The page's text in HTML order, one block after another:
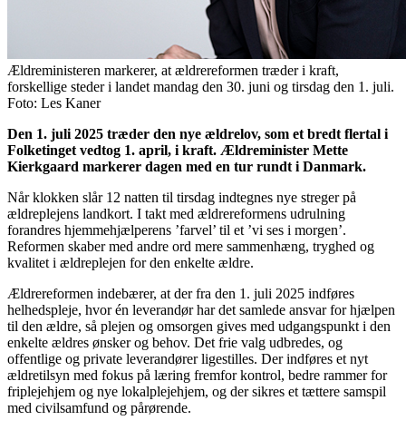
Ældreministeren markerer, at ældrereformen træder i kraft,
forskellige steder i landet mandag den 30. juni og tirsdag den 1. juli.
Foto: Les Kaner
Den 1. juli 2025 træder den nye ældrelov, som et bredt flertal i
Folketinget vedtog 1. april, i kraft. Ældreminister Mette
Kierkgaard markerer dagen med en tur rundt i Danmark.
Når klokken slår 12 natten til tirsdag indtegnes nye streger på
ældreplejens landkort. I takt med ældrereformens udrulning
forandres hjemmehjælperens ’farvel’ til et ’vi ses i morgen’.
Reformen skaber med andre ord mere sammenhæng, tryghed og
kvalitet i ældreplejen for den enkelte ældre.
Ældrereformen indebærer, at der fra den 1. juli 2025 indføres
helhedspleje, hvor én leverandør har det samlede ansvar for hjælpen
til den ældre, så plejen og omsorgen gives med udgangspunkt i den
enkelte ældres ønsker og behov. Det frie valg udbredes, og
offentlige og private leverandører ligestilles. Der indføres et nyt
ældretilsyn med fokus på læring fremfor kontrol, bedre rammer for
friplejehjem og nye lokalplejehjem, og der sikres et tættere samspil
med civilsamfund og pårørende.